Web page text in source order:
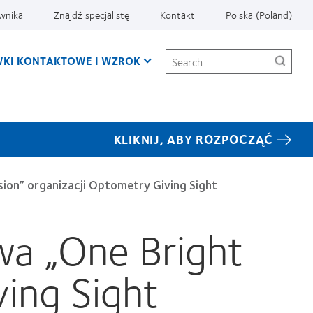
Znajdź specjalistę Kontakt Polska (Poland)
KONTAKTOWE I WZROK Search
KLIKNIJ, ABY ROZPOCZĄĆ
organizacji Optometry Giving Sight
„One Bright
Sight